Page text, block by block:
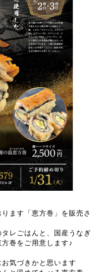
ます「恵方巻」を販売さ
レごはんと、国産うなぎ
巻をご用意します♪
気づきかと思います